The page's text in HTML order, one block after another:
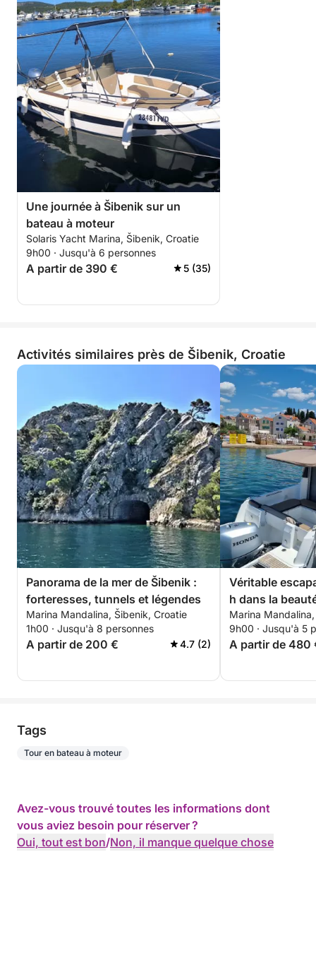
Une journée à Šibenik sur un
bateau à moteur
Solaris Yacht Marina, Šibenik, Croatie
9h00 · Jusqu'à 6 personnes
A partir de 390 € 5 (35)
Activités similaires près de Šibenik, Croatie
Panorama de la mer de Šibenik :
forteresses, tunnels et légendes
Marina Mandalina, Šibenik, Croatie
1h00 · Jusqu'à 8 personnes
A partir de 200 € 4.7 (2)
Véritable
h dans la
Šibenik
Marina
9h00 · Jusqu'à 5
A partir de 480
Tags
Tour en bateau à moteur
Avez-vous trouvé toutes les informations dont
vous aviez besoin pour réserver ?
Oui, tout est bon/Non, il manque quelque chose